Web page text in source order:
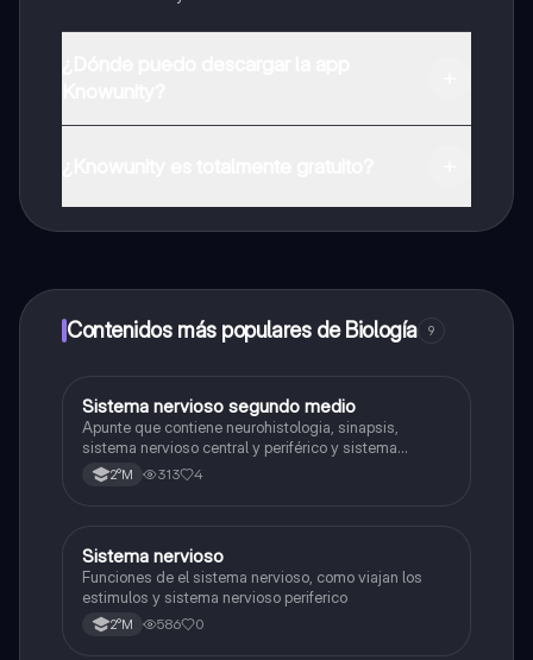
a determinadas funciones.
Contenidos más populares de Biología 9
Biología
Sistema nervioso segundo medio
Apunte que contiene neurohistologia, sinapsis,
sistema nervioso central y periférico y sistema
endocrino
2°M 313 4
SBiología
Sistema nervioso
Funciones de el sistema nervioso, como viajan los
estimulos y sistema nervioso periferico
2°M 586 0